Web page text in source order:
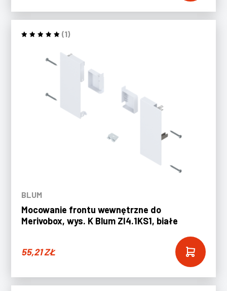
(1)
BLUM
Mocowanie frontu wewnętrzne do
Merivobox, wys. K Blum ZI4.1KS1, białe
55,21ZŁ